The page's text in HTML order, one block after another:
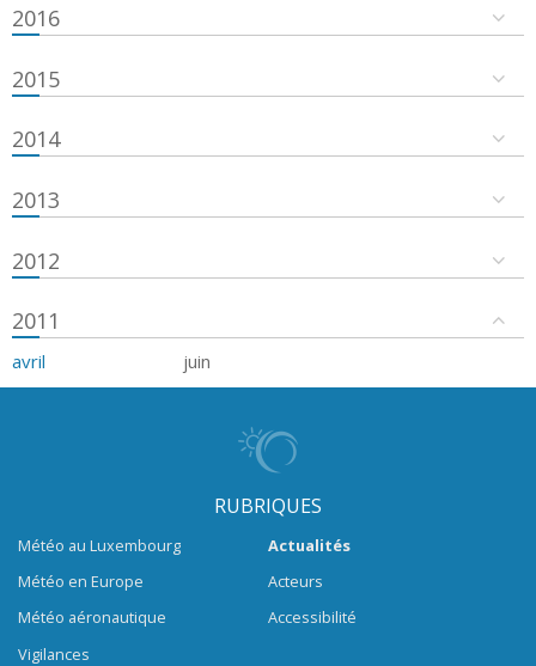
2016
2015
2014
2013
2012
2011
avril juin
RUBRIQUES
Météo au Luxembourg
Météo en Europe
Météo aéronautique
Vigilances
Actualités
Acteurs
Accessibilité